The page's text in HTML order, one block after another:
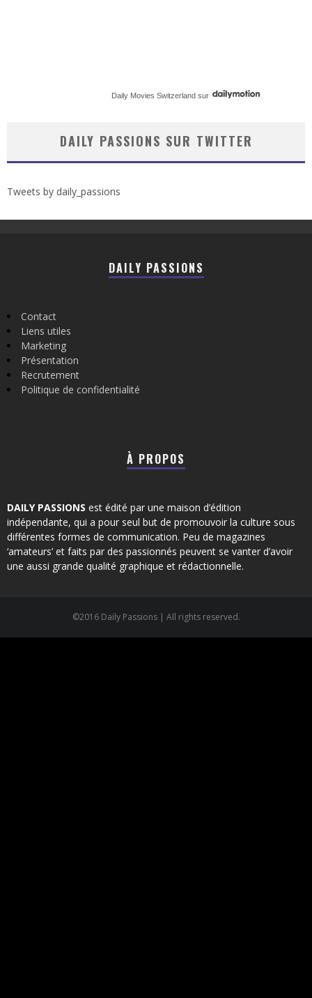
Daily Movies Switzerland sur
DAILY PASSIONS SUR TWITTER
Tweets by daily_passions
DAILY PASSIONS
Contact
Liens utiles
Marketing
Présentation
Recrutement
Politique de confidentialité
À PROPOS
DAILY PASSIONS est édité par une maison d’édition
indépendante, qui a pour seul but de promouvoir la culture sous
différentes formes de communication. Peu de magazines
‘amateurs’ et faits par des passionnés peuvent se vanter d’avoir
une aussi grande qualité graphique et rédactionnelle.
©2016 Daily Passions | All rights reserved.